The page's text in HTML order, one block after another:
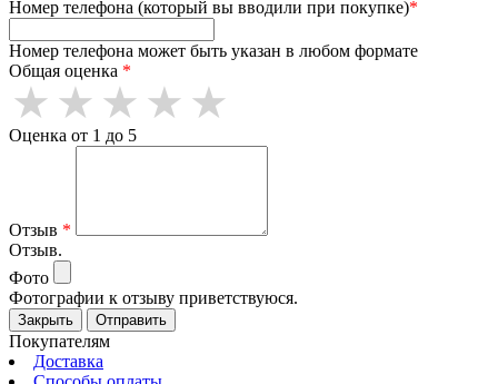
Номер телефона (который вы вводили при покупке)*
Номер телефона может быть указан в любом формате
Общая оценка *
Оценка от 1 до 5
Отзыв *
Отзыв.
Фото
Фотографии к отзыву приветствуюся.
Закрыть Отправить
Покупателям
Доставка